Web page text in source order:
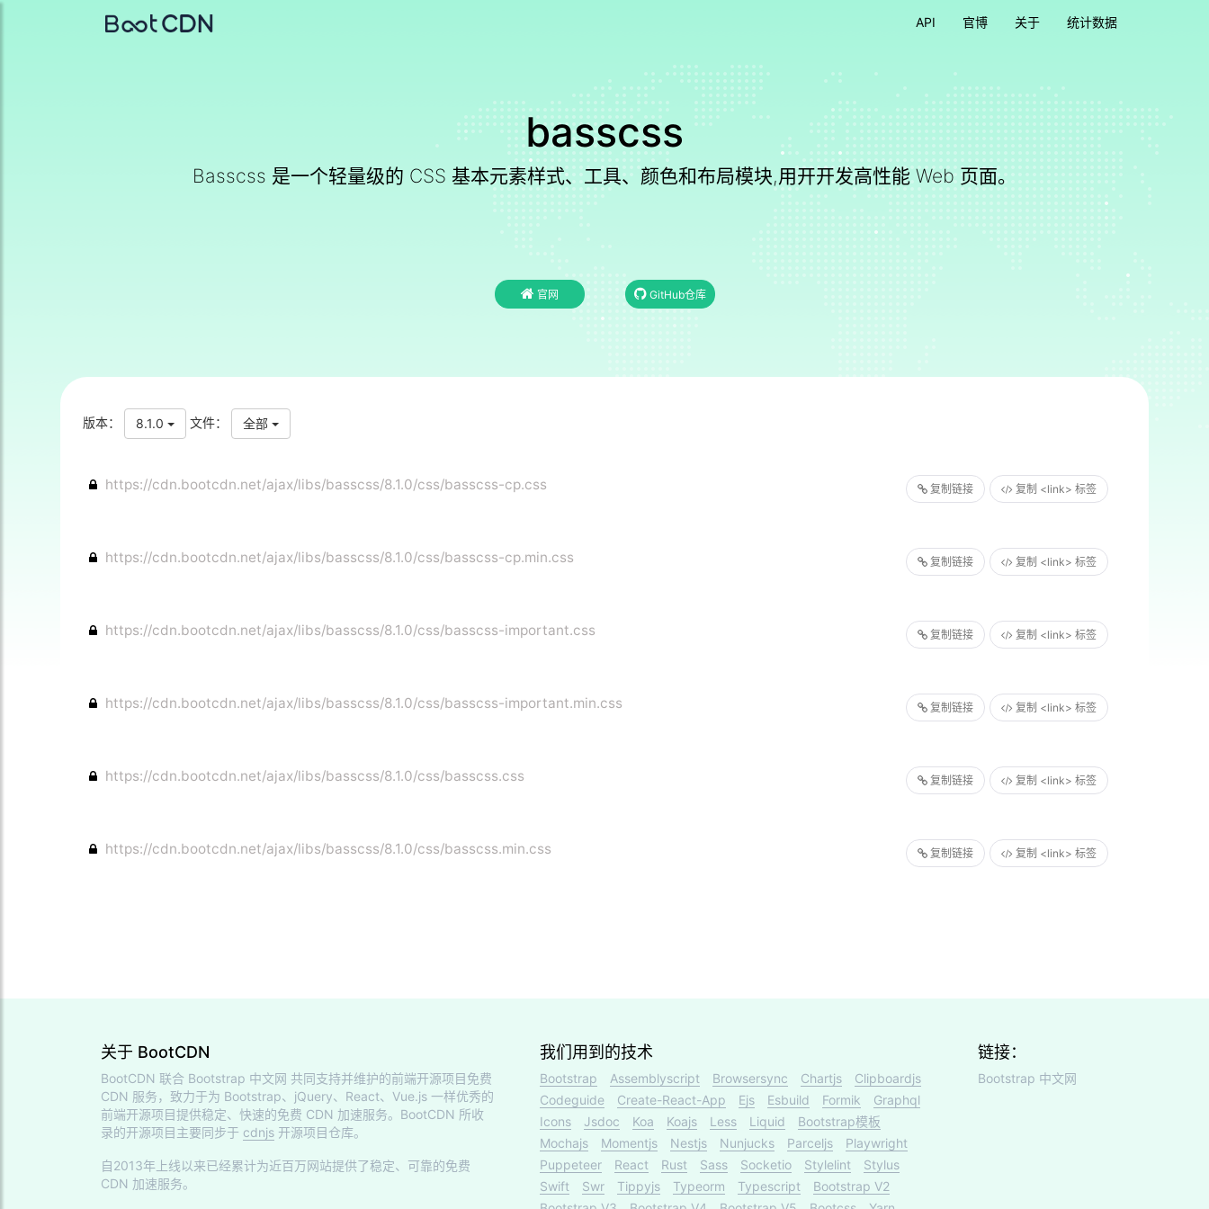
API 官博 关于 统计数据
basscss
Basscss 是一个轻量级的 CSS 基本元素样式、工具、颜色和布局模块,用开开发高性能 Web 页面。
官网 GitHub仓库
版本： 8.1.0 文件： 全部
复制链接 复制 <link> 标签
https://cdn.bootcdn.net/ajax/libs/basscss/8.1.0/css/basscss-cp.css
复制链接 复制 <link> 标签
https://cdn.bootcdn.net/ajax/libs/basscss/8.1.0/css/basscss-cp.min.css
复制链接 复制 <link> 标签
https://cdn.bootcdn.net/ajax/libs/basscss/8.1.0/css/basscss-important.css
复制链接 复制 <link> 标签
https://cdn.bootcdn.net/ajax/libs/basscss/8.1.0/css/basscss-important.min.css
复制链接 复制 <link> 标签
https://cdn.bootcdn.net/ajax/libs/basscss/8.1.0/css/basscss.css
复制链接 复制 <link> 标签
https://cdn.bootcdn.net/ajax/libs/basscss/8.1.0/css/basscss.min.css
关于 BootCDN
BootCDN 联合 Bootstrap 中文网 共同支持并维护的前端开源项目免费
CDN 服务，致力于为 Bootstrap、jQuery、React、Vue.js 一样优秀的
前端开源项目提供稳定、快速的免费 CDN 加速服务。BootCDN 所收
录的开源项目主要同步于 cdnjs 开源项目仓库。
自2013年上线以来已经累计为近百万网站提供了稳定、可靠的免费
CDN 加速服务。
我们用到的技术
Bootstrap Assemblyscript Browsersync Chartjs
Clipboardjs
Codeguide
Create-React-App Ejs Esbuild Formik
Graphql
Icons
Jsdoc Koa Koajs Less Liquid
Bootstrap模板
Mochajs
Momentjs Nestjs Nunjucks Parceljs
Playwright
Puppeteer
React Rust Sass Socketio Stylelint
Stylus
Swift
Swr Tippyjs Typeorm Typescript
Bootstrap V2
链接：
Bootstrap 中文网